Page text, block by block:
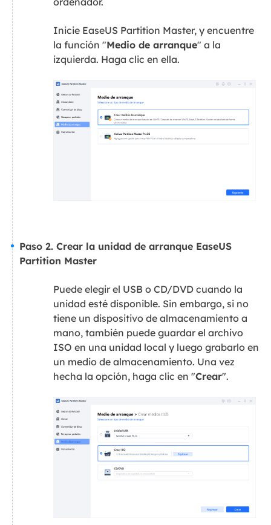
Inicie EaseUS Partition Master, y encuentre
la función "Medio de arranque" a la
izquierda. Haga clic en ella.
Paso 2. Crear la unidad de arranque EaseUS
Partition Master
Puede elegir el USB o CD/DVD cuando la
unidad esté disponible. Sin embargo, si no
tiene un dispositivo de almacenamiento a
mano, también puede guardar el archivo
ISO en una unidad local y luego grabarlo en
un medio de almacenamiento. Una vez
hecha la opción, haga clic en "Crear".